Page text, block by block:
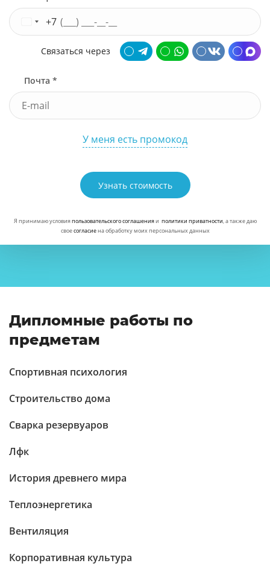
+7
Связаться через
Почта *
У меня есть промокод
Узнать стоимость
Я принимаю условияпользовательского соглашенияи политики приватности, а также даю
своесогласиена обработку моих персональных данных
Дипломные работы по
предметам
Спортивная психология
Строительство дома
Сварка резервуаров
Лфк
История древнего мира
Теплоэнергетика
Вентиляция
Корпоративная культура